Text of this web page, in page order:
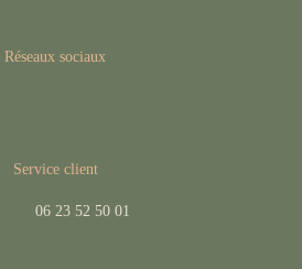
Réseaux sociaux
Service client
06 23 52 50 01